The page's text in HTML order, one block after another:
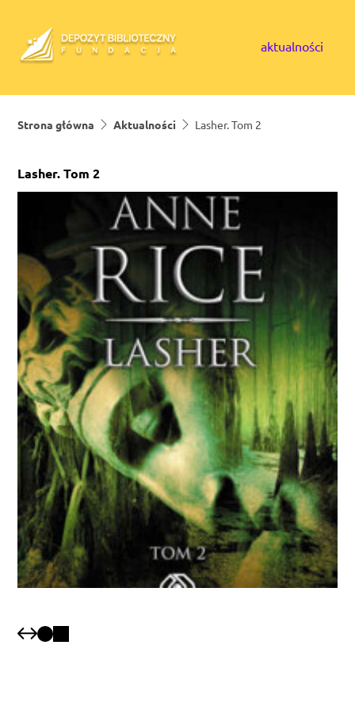
aktualności
Strona główna Aktualności Lasher. Tom 2
Lasher. Tom 2